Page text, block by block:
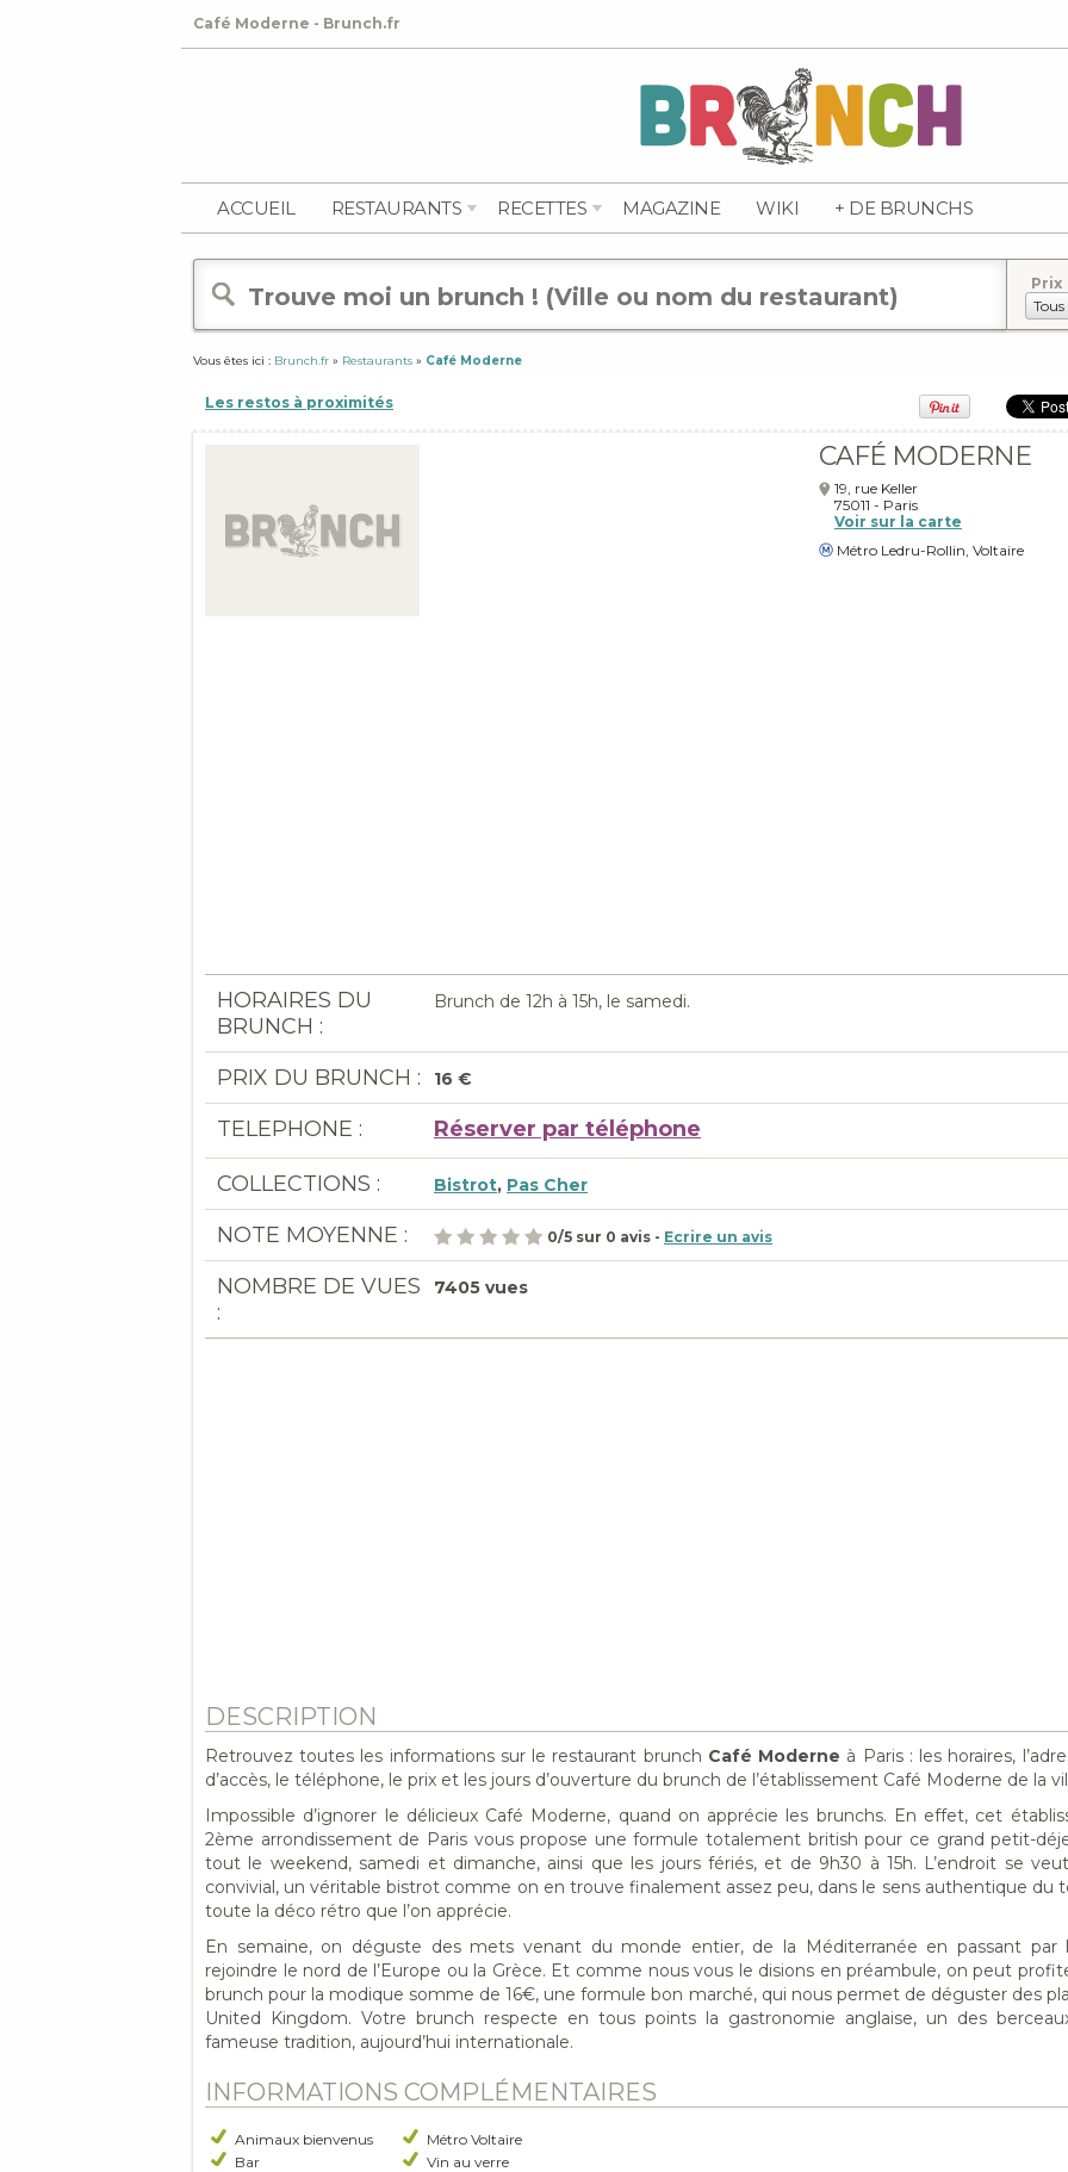
Café Moderne - Brunch.fr
ACCUEIL RESTAURANTS RECETTES MAGAZINE WIKI + DE BRUNCHS
Prix
Vous êtes ici : Brunch.fr » Restaurants » Café Moderne
Les restos à proximités
CAFÉ MODERNE
19, rue Keller
75011 - Paris
Voir sur la carte
Métro Ledru-Rollin, Voltaire
HORAIRES DU
BRUNCH :
Brunch de 12h à 15h, le samedi.
PRIX DU BRUNCH : 16 €
TELEPHONE : Réserver par téléphone
COLLECTIONS : Bistrot, Pas Cher
NOTE MOYENNE : 0/5 sur 0 avis - Ecrire un avis
NOMBRE DE VUES
:
7405 vues
DESCRIPTION
Retrouvez toutes les informations sur le restaurant brunch Café Moderne à Paris : les horaires,
d’accès, le téléphone, le prix et les jours d’ouverture du brunch de l’établissement Café Moderne de la
Impossible d’ignorer le délicieux Café Moderne, quand on apprécie les brunchs. En effet, cet
2ème arrondissement de Paris vous propose une formule totalement british pour ce grand petit-
tout le weekend, samedi et dimanche, ainsi que les jours fériés, et de 9h30 à 15h. L’endroit se
convivial, un véritable bistrot comme on en trouve finalement assez peu, dans le sens authentique du
toute la déco rétro que l’on apprécie.
En semaine, on déguste des mets venant du monde entier, de la Méditerranée en passant par
rejoindre le nord de l’Europe ou la Grèce. Et comme nous vous le disions en préambule, on peut
brunch pour la modique somme de 16€, une formule bon marché, qui nous permet de déguster des
United Kingdom. Votre brunch respecte en tous points la gastronomie anglaise, un des
fameuse tradition, aujourd’hui internationale.
INFORMATIONS COMPLÉMENTAIRES
Animaux bienvenus
Bar
Métro Voltaire
Vin au verre